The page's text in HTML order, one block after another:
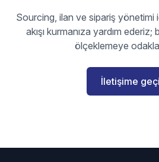
Sourcing, ilan ve sipariş yönetimi
akışı kurmanıza yardım
ölçeklemeye
İletişime